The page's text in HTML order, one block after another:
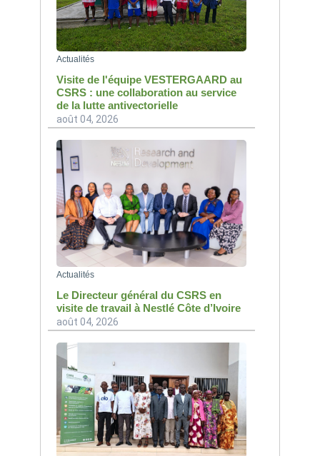
Actualités
Visite de l'équipe VESTERGAARD au
CSRS : une collaboration au service
de la lutte antivectorielle
août 04, 2026
Actualités
Le Directeur général du CSRS en
visite de travail à Nestlé Côte d’Ivoire
août 04, 2026